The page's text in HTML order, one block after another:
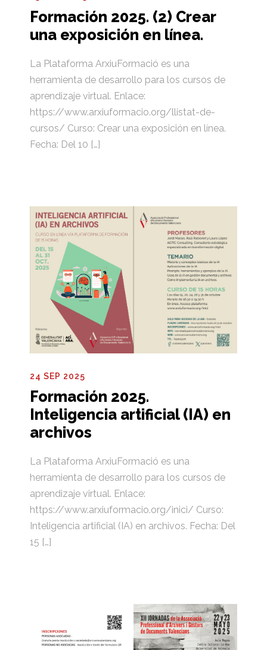
Formación 2025. (2) Crear
una exposición en línea.
La Plataforma ArxiuFormació es una
herramienta de desarrollo para los cursos de
aprendizaje virtual. Enlace:
https://www.arxiuformacio.org/llistat-de-
cursos/ Curso: Crear una exposición en línea.
Fecha: Del 10 […]
24 SEP 2025
Formación 2025.
Inteligencia artificial (IA) en
archivos
La Plataforma ArxiuFormació es una
herramienta de desarrollo para los cursos de
aprendizaje virtual. Enlace:
https://www.arxiuformacio.org/inici/ Curso:
Inteligencia artificial (IA) en archivos. Fecha: Del
15 […]